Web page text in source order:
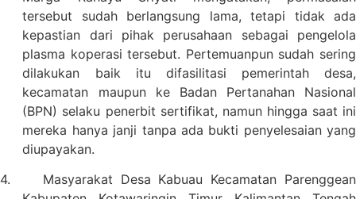
tersebut sudah berlangsung lama, tetapi tidak ada
kepastian dari pihak perusahaan sebagai pengelola
plasma koperasi tersebut. Pertemuanpun sudah sering
dilakukan baik itu difasilitasi pemerintah desa,
kecamatan maupun ke Badan Pertanahan Nasional
(BPN) selaku penerbit sertifikat, namun hingga saat ini
mereka hanya janji tanpa ada bukti penyelesaian yang
diupayakan.
4.
Masyarakat Desa Kabuau Kecamatan Parenggean